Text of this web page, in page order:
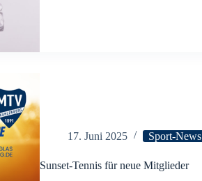
17. Juni 2025 Sport-News
Sunset-Tennis für neue Mitglieder